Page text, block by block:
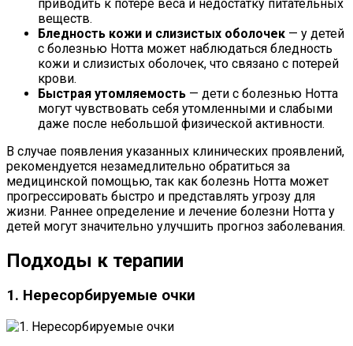
приводить к потере веса и недостатку питательных
веществ.
Бледность кожи и слизистых оболочек — у детей
с болезнью Нотта может наблюдаться бледность
кожи и слизистых оболочек, что связано с потерей
крови.
Быстрая утомляемость — дети с болезнью Нотта
могут чувствовать себя утомленными и слабыми
даже после небольшой физической активности.
В случае появления указанных клинических проявлений,
рекомендуется незамедлительно обратиться за
медицинской помощью, так как болезнь Нотта может
прогрессировать быстро и представлять угрозу для
жизни. Раннее определение и лечение болезни Нотта у
детей могут значительно улучшить прогноз заболевания.
Подходы к терапии
1. Нересорбируемые очки